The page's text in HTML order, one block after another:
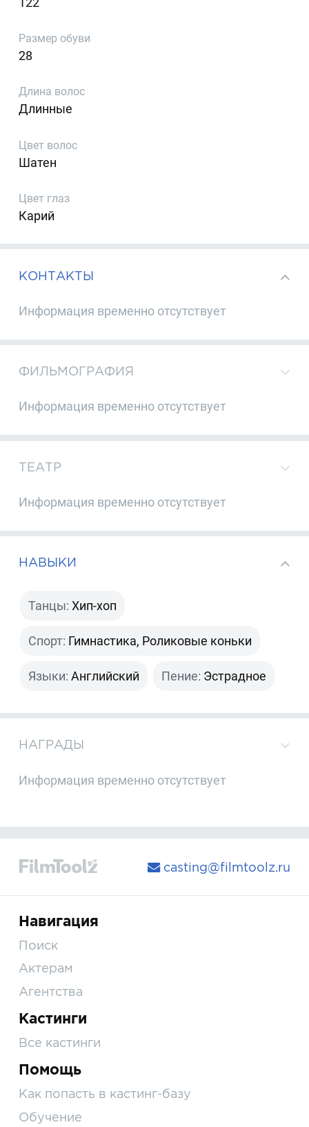
Размер обуви
28
Длина волос
Длинные
Цвет волос
Шатен
Цвет глаз
Карий
КОНТАКТЫ
Информация временно отсутствует
ФИЛЬМОГРАФИЯ
Информация временно отсутствует
ТЕАТР
Информация временно отсутствует
НАВЫКИ
Танцы: Хип-хоп
Спорт: Гимнастика, Роликовые коньки
Языки: Английский Пение: Эстрадное
НАГРАДЫ
Информация временно отсутствует
casting@filmtoolz.ru
Навигация
Поиск
Актерам
Агентства
Кастинги
Все кастинги
Помощь
Как попасть в кастинг-базу
Обучение